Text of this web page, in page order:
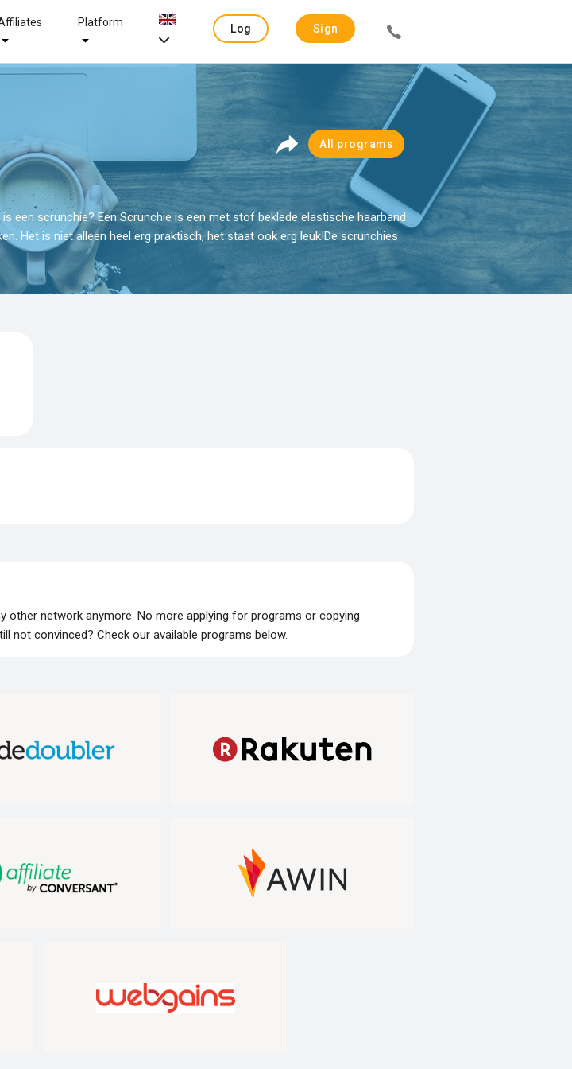
Platform
Log
Sign
All programs
een scrunchie? Een Scrunchie is een met stof beklede elastische haarband
Het is niet alleen heel erg praktisch, het staat ook erg leuk!De scrunchies
other network anymore. No more applying for programs or copying
not convinced? Check our available programs below.